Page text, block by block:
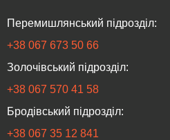
Перемишлянський підрозділ:
+38 067 673 50 66
Золочівський підрозділ:
‎+38 067 570 41 58
Бродівський підрозділ:
‎+38 067 35 12 841